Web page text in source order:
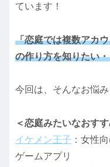
ています！
「恋庭では複数アカ
の作り方を知りたい
今回は、そんなお悩
＜恋庭みたいなおす
イケメン王子 ：女性
ゲームアプリ